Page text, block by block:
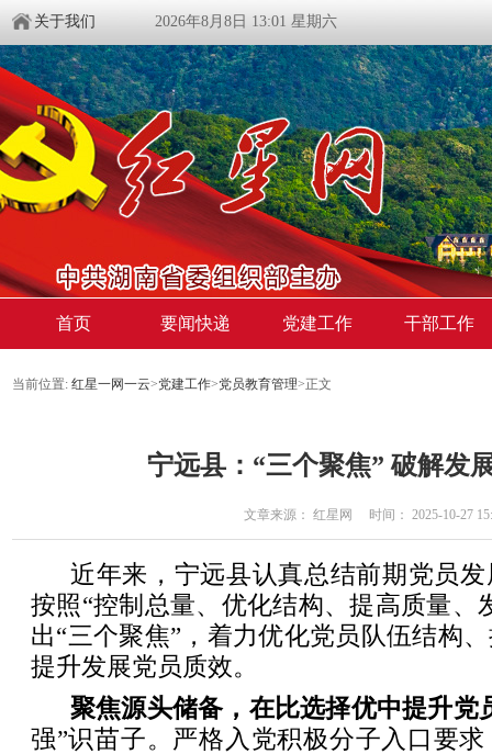
关于我们 2026年8月8日 13:01 星期六
首页 要闻快递 党建工作 干部工作
当前位置: 红星一网一云>党建工作>党员教育管理>正文
宁远县：“三个聚焦” 破解发
文章来源： 红星网 时间： 2025-10-27
近年来，宁远县认真总结前期党员
按照“控制总量、优化结构、提高质量、
出“三个聚焦”，着力优化党员队伍结构
提升发展党员质效。
聚焦源头储备，在比选择优中提升党
强”识苗子。严格入党积极分子入口要